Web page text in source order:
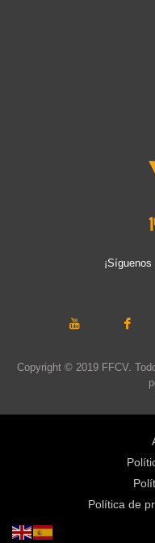
Copyright © 2019 FFCV.
Política de